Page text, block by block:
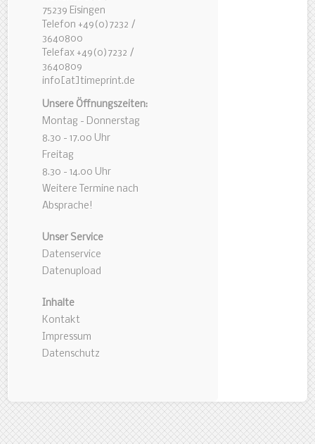
75239 Eisingen
Telefon +49(0)7232 /
3640800
Telefax +49(0)7232 /
3640809
info[at]timeprint.de
Unsere Öffnungszeiten:
Montag - Donnerstag
8.30 - 17.00 Uhr
Freitag
8.30 - 14.00 Uhr
Weitere Termine nach
Absprache!
Unser Service
Datenservice
Datenupload
Inhalte
Kontakt
Impressum
Datenschutz